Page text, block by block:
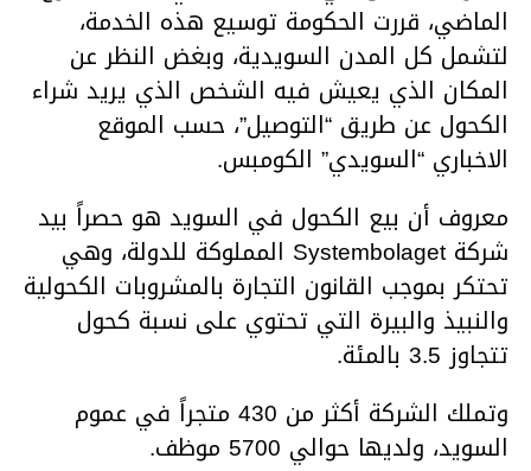
الماضي، قررت الحكومة توسيع هذه الخدمة،
لتشمل كل المدن السويدية، وبغض النظر عن
المكان الذي يعيش فيه الشخص الذي يريد شراء
الكحول عن طريق “التوصيل”، حسب الموقع
الاخباري “السويدي” الكومبس.
معروف أن بيع الكحول في السويد هو حصراً بيد
شركة Systembolaget المملوكة للدولة، وهي
تحتكر بموجب القانون التجارة بالمشروبات الكحولية
والنبيذ والبيرة التي تحتوي على نسبة كحول
تتجاوز 3.5 بالمئة.
وتملك الشركة أكثر من 430 متجراً في عموم
السويد، ولديها حوالي 5700 موظف.